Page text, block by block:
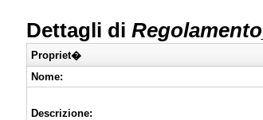
Dettagli di
Propriet�
Nome:
Descrizione: